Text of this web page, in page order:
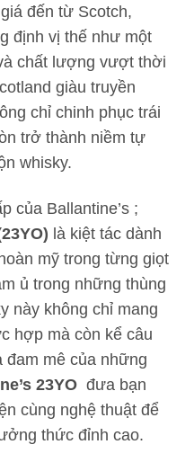
đến từ Scotch,
định vị thế như một
chất lượng vượt thời
giàu truyền
chỉ chinh phục trái
trở thành niềm tự
whisky.
của Ballantine’s ;
là kiệt tác dành
mỹ trong từng giọt
ủ trong những thùng
này không chỉ mang
hợp mà còn kể câu
đam mê của những
23YO đưa bạn
cùng nghệ thuật để
thức đỉnh cao.